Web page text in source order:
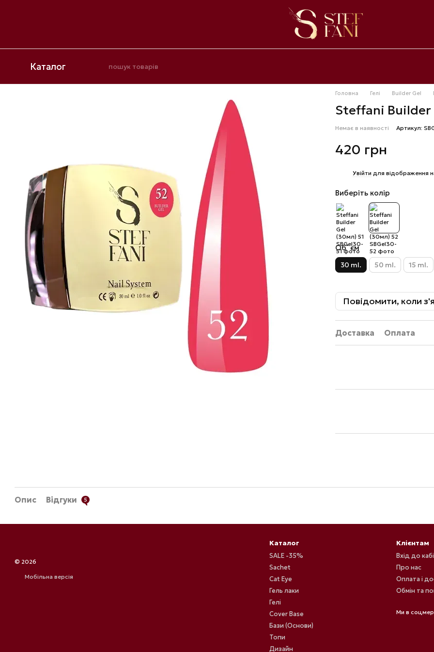
Каталог
Головна Гелі Builder Gel
Steffani Builder
Немає в наявності Артикул:
420 грн
Увійти для відображення
Виберіть колір
Об`єм
30 ml. 50 ml. 15 ml.
Повідомити, коли
Доставка Оплата
Опис Відгуки 5
© 2026
Мобільна версія
Каталог
SALE -35%
Sachet
Cat Eye
Гель лаки
Гелі
Cover Base
Бази (Основи)
Топи
Дизайн
Клієнтам
Вхід до
Про нас
Оплата і
Обмін та
Ми в